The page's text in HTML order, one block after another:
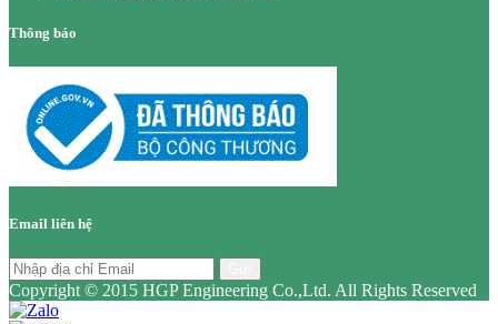
Thông báo
Email liên hệ
Copyright © 2015 HGP Engineering Co.,Ltd. All Rights Reserved